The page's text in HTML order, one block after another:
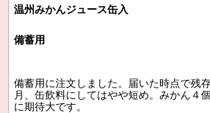
温州みかんジュース缶入
備蓄用
備蓄用に注文しました。届いた時点で残
月、缶飲料にしてはやや短め。みかん４
に期待大です。